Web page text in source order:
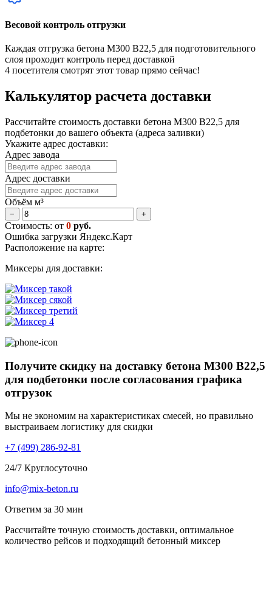
Весовой контроль отгрузки
Каждая отгрузка бетона М300 В22,5 для подготовительного
слоя проходит контроль перед доставкой
4 посетителя смотрят этот товар прямо сейчас!
Калькулятор расчета доставки
Рассчитайте стоимость доставки бетона М300 В22,5 для
подбетонки до вашего объекта (адреса заливки)
Укажите адрес доставки:
Адрес завода
Адрес доставки
Объём м³
− +
Стоимость: от 0 руб.
Ошибка загрузки Яндекс.Карт
Расположение на карте:
Миксеры для доставки:
Получите скидку на доставку бетона М300 В22,5
для подбетонки после согласования графика
отгрузок
Мы не экономим на характеристиках смесей, но правильно
выстраиваем логистику для скидки
+7 (499) 286-92-81
24/7 Круглосуточно
info@mix-beton.ru
Ответим за 30 мин
Рассчитайте точную стоимость доставки, оптимальное
количество рейсов и подходящий бетонный миксер